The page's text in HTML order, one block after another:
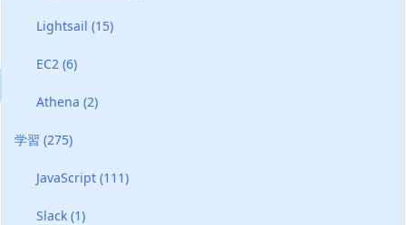
Lightsail(15)
EC2(6)
Athena(2)
学習 (275)
JavaScript(111)
Slack(1)